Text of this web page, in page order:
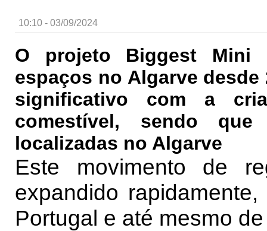
10:10 - 03/09/2024
O projeto Biggest Mini
espaços no Algarve
significativo com a
comestível, sendo
localizadas no Algarve
Este movimento de
expandido
Portugal e até mesmo